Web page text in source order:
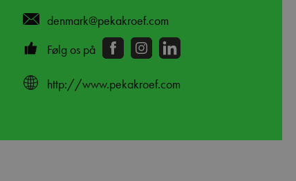
denmark@pekakroef.com
Følg os på
http://www.pekakroef.com